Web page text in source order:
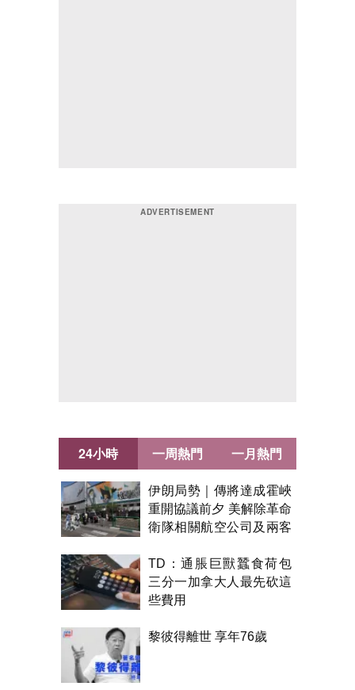
24小時
伊朗局勢｜傳將達成霍峽
重開協議前夕 美解除革命
衛隊相關航空公司及兩客
TD：通脹巨獸蠶食荷包
三分一加拿大人最先砍這
些費用
黎彼得離世 享年76歲
一周熱門 一月熱門